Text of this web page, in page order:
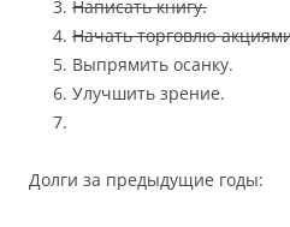
Написать книгу.
Начать торговлю
Выпрямить осанку.
Улучшить зрение.
Долги за предыдущие годы: